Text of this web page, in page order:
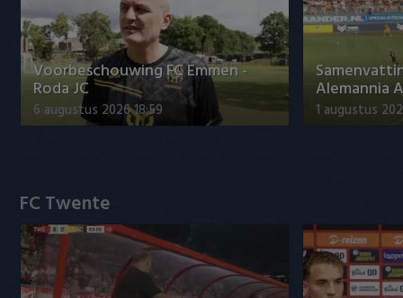
Voorbeschouwing FC Emmen -
Roda JC
6 augustus 2026 18:59
Alemannia
1 augustus
FC Twente